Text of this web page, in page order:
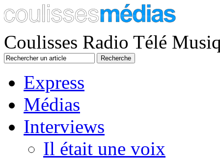
Coulisses Radio Télé
Express
Médias
Interviews
Il était une voix